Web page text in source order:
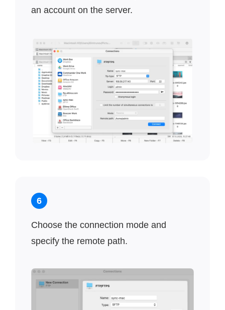
an account on the server.
6
Choose the connection mode and
specify the remote path.